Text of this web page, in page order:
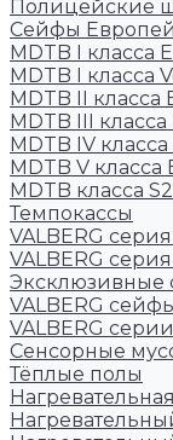
Полицейские
Сейфы
MDTB I класса
MDTB I класса
MDTB II класса
MDTB III класса
MDTB IV класса
MDTB V класса
MDTB класса
Темпокассы
VALBERG серия
VALBERG
Эксклюзивные
VALBERG
VALBERG
Сенсорные
Тёплые полы